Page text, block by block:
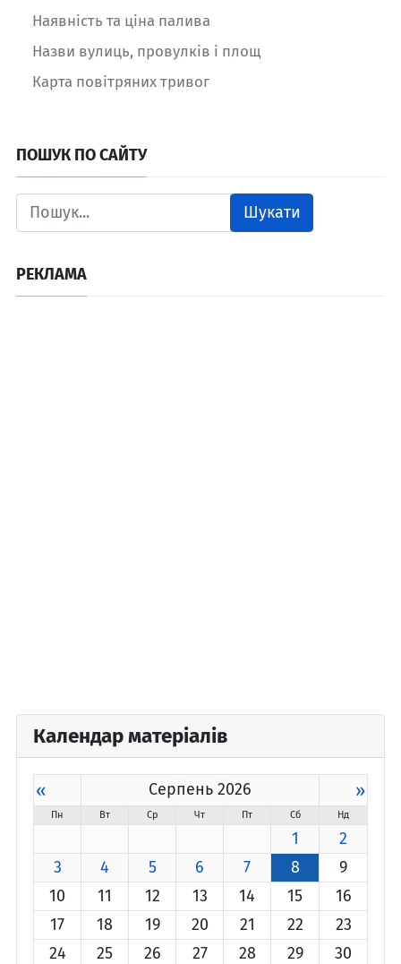
Наявність та ціна палива
Назви вулиць, провулків і площ
Карта повітряних тривог
ПОШУК ПО САЙТУ
Шукати
РЕКЛАМА
Календар матеріалів
« Серпень 2026 »
Пн Вт Ср Чт Пт Сб Нд
1
2
3
4 5 6 7 8
9
10
11 12 13 14 15
16
17
18 19 20 21 22
23
24
25 26 27 28 29
30